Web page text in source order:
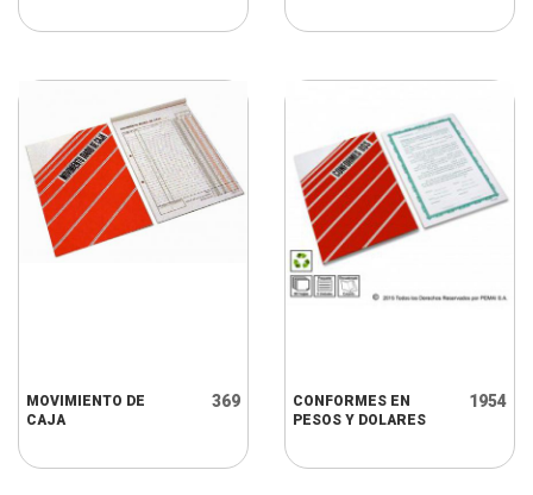
MOVIMIENTO DE
CAJA
369
CONFORMES EN
PESOS Y DOLARES
1954